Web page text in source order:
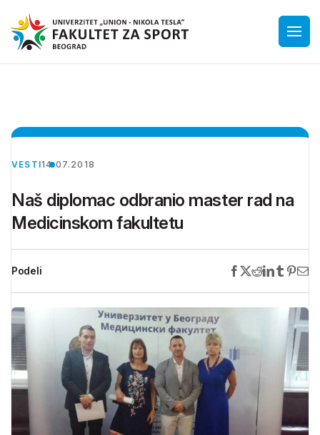
VESTI14.07.2018
Naš diplomac odbranio master rad na
Medicinskom fakultetu
Podeli